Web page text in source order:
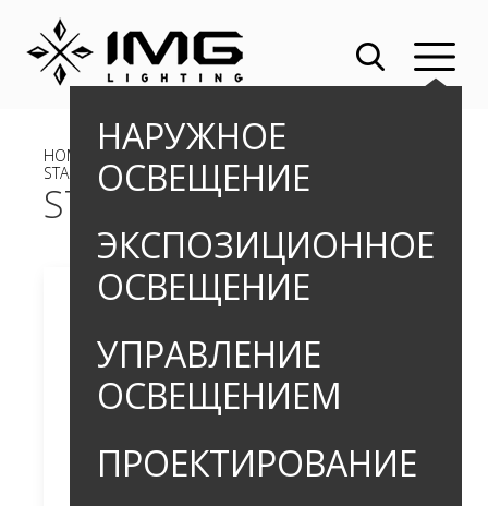
НАРУЖНОЕ
ОСВЕЩЕНИЕ
ЭКСПОЗИЦИОННОЕ
ОСВЕЩЕНИЕ
УПРАВЛЕНИЕ
ОСВЕЩЕНИЕМ
ПРОЕКТИРОВАНИЕ
HOME » OUTDOOR » ДЕКОРАТИВНЫЕ СВЕТИЛЬНИКИ
STAB
STAB